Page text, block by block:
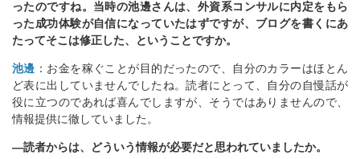
ったのですね。当時の池邊さんは、外資系コンサルに内定をもら
った成功体験が自信になっていたはずですが、ブログを書くにあ
たってそこは修正した、ということですか。
池邊 ：お金を稼ぐことが目的だったので、自分のカラーはほとん
ど表に出していませんでしたね。読者にとって、自分の自慢話が
役に立つのであれば喜んでしますが、そうではありませんので、
情報提供に徹していました。
―読者からは、どういう情報が必要だと思われていましたか。